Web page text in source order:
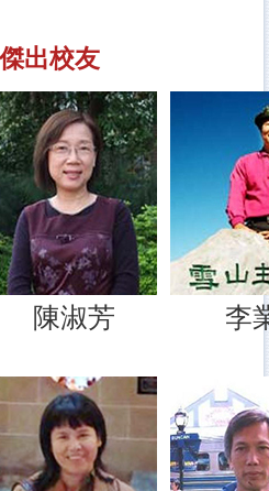
出校友
陳淑芳 李